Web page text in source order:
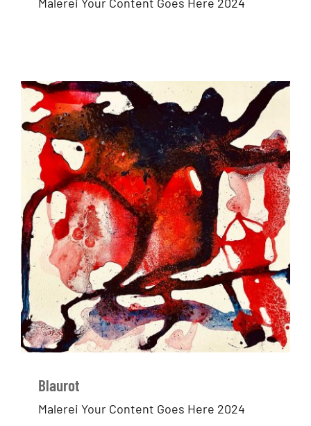
Blaurot
Malerei Your Content Goes Here 2024